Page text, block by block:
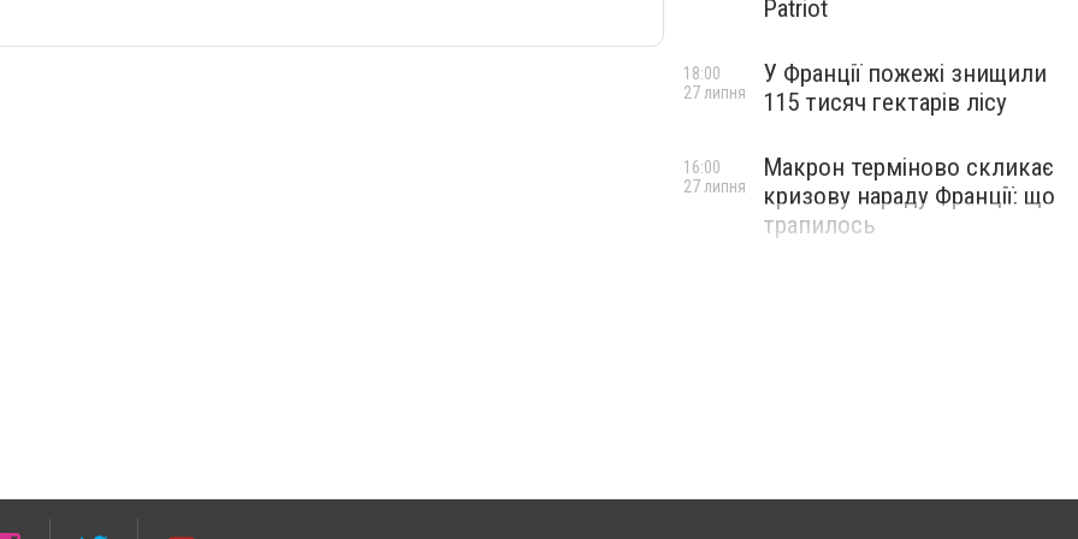
Patriot
У Франції пожежі знищили
115 тисяч гектарів лісу
18:00
27 липня
Макрон терміново скликає
кризову нараду Франції: що
трапилось
16:00
27 липня